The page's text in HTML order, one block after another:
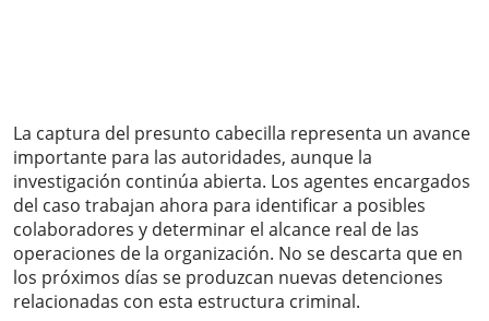
La captura del presunto cabecilla representa un avance
importante para las autoridades, aunque la
investigación continúa abierta. Los agentes encargados
del caso trabajan ahora para identificar a posibles
colaboradores y determinar el alcance real de las
operaciones de la organización. No se descarta que en
los próximos días se produzcan nuevas detenciones
relacionadas con esta estructura criminal.